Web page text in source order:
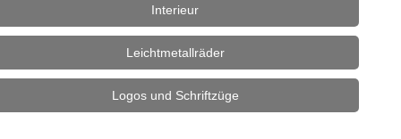
Interieur
Leichtmetallräder
Logos und Schriftzüge